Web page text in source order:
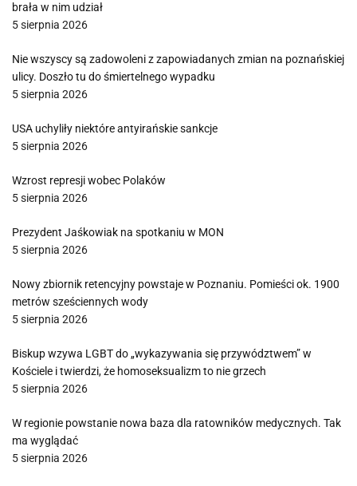
brała w nim udział
5 sierpnia 2026
Nie wszyscy są zadowoleni z zapowiadanych zmian na poznańskiej
ulicy. Doszło tu do śmiertelnego wypadku
5 sierpnia 2026
USA uchyliły niektóre antyirańskie sankcje
5 sierpnia 2026
Wzrost represji wobec Polaków
5 sierpnia 2026
Prezydent Jaśkowiak na spotkaniu w MON
5 sierpnia 2026
Nowy zbiornik retencyjny powstaje w Poznaniu. Pomieści ok. 1900
metrów sześciennych wody
5 sierpnia 2026
Biskup wzywa LGBT do „wykazywania się przywództwem” w
Kościele i twierdzi, że homoseksualizm to nie grzech
5 sierpnia 2026
W regionie powstanie nowa baza dla ratowników medycznych. Tak
ma wyglądać
5 sierpnia 2026